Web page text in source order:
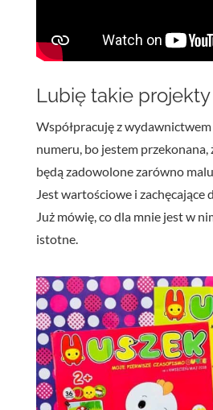
Lubię takie projekty
Współpracuję z
numeru, bo jestem przekonana,
będą zadowolone zarówno
Jest wartościowe i zachęcające
Już mówię, co dla mnie jest w
istotne.